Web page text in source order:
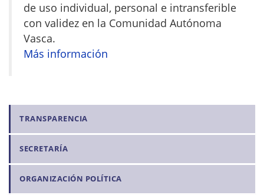
de uso individual, personal e intransferible
con validez en la Comunidad Autónoma
Vasca.
Más información
N
a
v
e
g
TRANSPARENCIA
SECRETARÍA
ORGANIZACIÓN POLÍTICA